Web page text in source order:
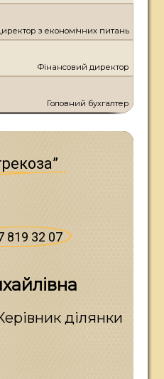
з економічних питань
Фінансовий директор
Головний бухгалтер
819 32 07
хайлівна
ділянки